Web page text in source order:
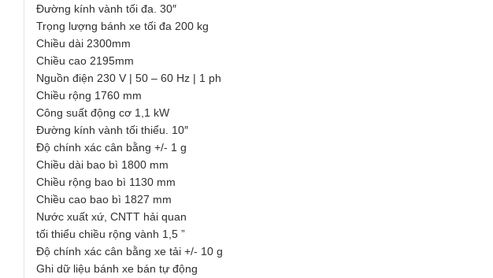
Đường kính vành tối đa. 30″
Trọng lượng bánh xe tối đa 200 kg
Chiều dài 2300mm
Chiều cao 2195mm
Nguồn điện 230 V | 50 – 60 Hz | 1 ph
Chiều rộng 1760 mm
Công suất động cơ 1,1 kW
Đường kính vành tối thiểu. 10″
Độ chính xác cân bằng +/- 1 g
Chiều dài bao bì 1800 mm
Chiều rộng bao bì 1130 mm
Chiều cao bao bì 1827 mm
Nước xuất xứ, CNTT hải quan
tối thiểu chiều rộng vành 1,5 ”
Độ chính xác cân bằng xe tải +/- 10 g
Ghi dữ liệu bánh xe bán tự động